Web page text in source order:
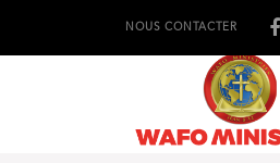
NOUS CONTACTER